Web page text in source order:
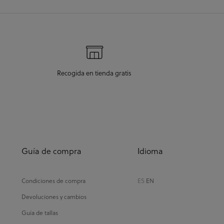
Recogida en tienda gratis
Guía de compra
Condiciones de compra
Devoluciones y cambios
Guía de tallas
Idioma
ES EN